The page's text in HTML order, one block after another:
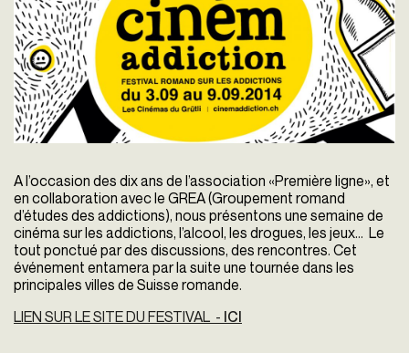
A l’occasion des dix ans de l’association «Première ligne», et
en collaboration avec le GREA (Groupement romand
d’études des addictions), nous présentons une semaine de
cinéma sur les addictions, l’alcool, les drogues, les jeux… Le
tout ponctué par des discussions, des rencontres. Cet
événement entamera par la suite une tournée dans les
principales villes de Suisse romande.
LIEN SUR LE SITE DU FESTIVAL - ICI